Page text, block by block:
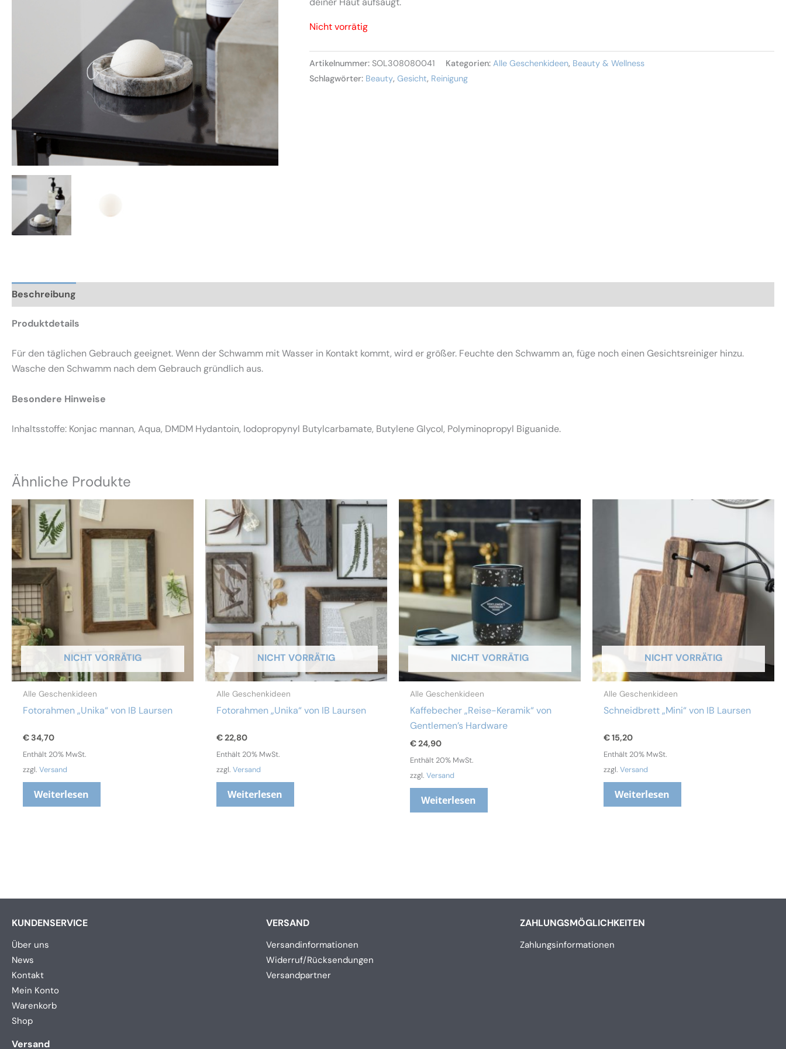
Nicht vorrätig
Artikelnummer: SOL308080041 Kategorien: Alle Geschenkideen, Beauty & Wellness
Schlagwörter: Beauty, Gesicht, Reinigung
Beschreibung
Produktdetails
Für den täglichen Gebrauch geeignet. Wenn der Schwamm mit Wasser in Kontakt kommt, wird er größer. Feuchte den Schwamm an, füge noch einen Gesichtsreiniger hinzu.
Wasche den Schwamm nach dem Gebrauch gründlich aus.
Besondere Hinweise
Inhaltsstoffe: Konjac mannan, Aqua, DMDM Hydantoin, Iodopropynyl Butylcarbamate, Butylene Glycol, Polyminopropyl Biguanide.
Ähnliche Produkte
NICHT VORRÄTIG
Alle Geschenkideen
Fotorahmen „Unika“ von IB Laursen
€34,70
Enthält 20% MwSt.
zzgl.Versand
Weiterlesen
NICHT VORRÄTIG
Alle Geschenkideen
Fotorahmen „Unika“ von IB Laursen
€22,80
Enthält 20% MwSt.
zzgl.Versand
Weiterlesen
NICHT VORRÄTIG
Alle Geschenkideen
Kaffebecher „Reise-Keramik“ von
Gentlemen’s Hardware
€24,90
Enthält 20% MwSt.
zzgl.Versand
Weiterlesen
NICHT VORRÄTIG
Alle Geschenkideen
Schneidbrett „Mini“ von IB Laursen
€15,20
Enthält 20% MwSt.
zzgl.Versand
Weiterlesen
KUNDENSERVICE
Über uns
News
Kontakt
Mein Konto
Warenkorb
Shop
Versand
VERSAND
Versandinformationen
Widerruf/Rücksendungen
Versandpartner
ZAHLUNGSMÖGLICHKEITEN
Zahlungsinformationen